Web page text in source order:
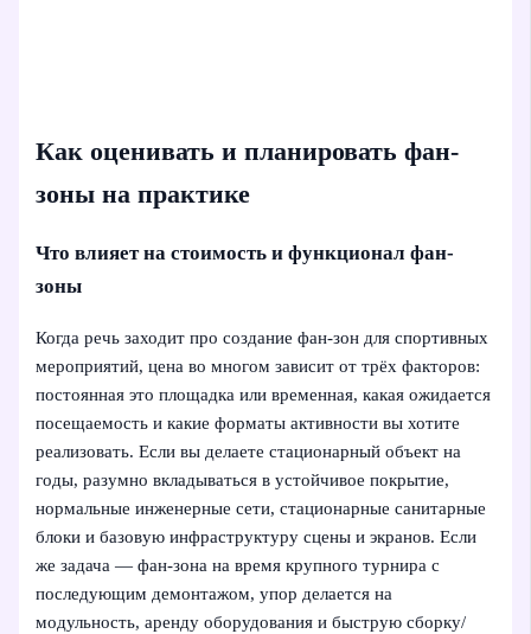
Как оценивать и планировать фан-
зоны на практике
Что влияет на стоимость и функционал фан-
зоны
Когда речь заходит про создание фан-зон для спортивных
мероприятий, цена во многом зависит от трёх факторов:
постоянная это площадка или временная, какая ожидается
посещаемость и какие форматы активности вы хотите
реализовать. Если вы делаете стационарный объект на
годы, разумно вкладываться в устойчивое покрытие,
нормальные инженерные сети, стационарные санитарные
блоки и базовую инфраструктуру сцены и экранов. Если
же задача — фан-зона на время крупного турнира с
последующим демонтажом, упор делается на
модульность, аренду оборудования и быструю сборку/